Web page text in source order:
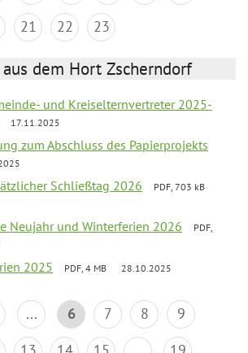
21 22 23
dem Hort Zscherndorf
und Kreiselternvertreter 2025-
17.11.2025
zum Abschluss des Papierprojekts
Schließtag 2026
PDF, 703 kB
Neujahr und Winterferien 2026
PDF,
2025 PDF, 4 MB 28.10.2025
... 6 7 8
9